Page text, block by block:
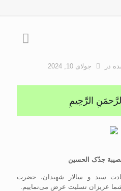
در جولای 10, 2024
الرَّحِيمِ
جدّک الحسين
سید و سالار شهیدان، حضرت
شما عزیزان تسلیت عرض می‌نماییم.